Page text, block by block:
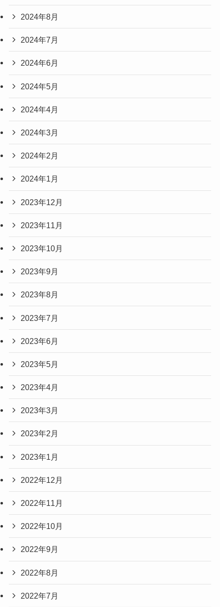
2024年8月
2024年7月
2024年6月
2024年5月
2024年4月
2024年3月
2024年2月
2024年1月
2023年12月
2023年11月
2023年10月
2023年9月
2023年8月
2023年7月
2023年6月
2023年5月
2023年4月
2023年3月
2023年2月
2023年1月
2022年12月
2022年11月
2022年10月
2022年9月
2022年8月
2022年7月